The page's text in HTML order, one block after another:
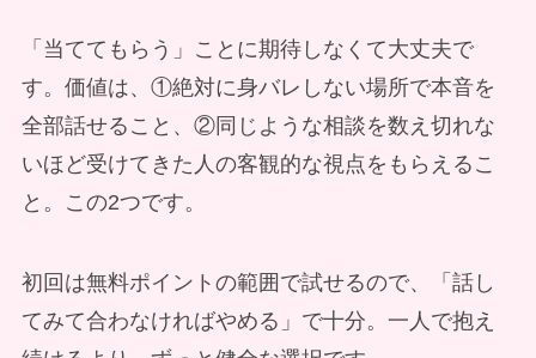
「当ててもらう」ことに期待しなくて大丈夫で
す。価値は、①絶対に身バレしない場所で本音を
全部話せること、②同じような相談を数え切れな
いほど受けてきた人の客観的な視点をもらえるこ
と。この2つです。
初回は無料ポイントの範囲で試せるので、「話し
てみて合わなければやめる」で十分。一人で抱え